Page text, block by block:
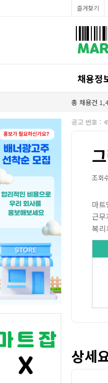
공산직원채용정보
농산/야채청과직원채용정보
수산직원채용정보
즐겨찾기
채용정
총 채용건
공고 번호 :
조회
마트
근무
복리
상세